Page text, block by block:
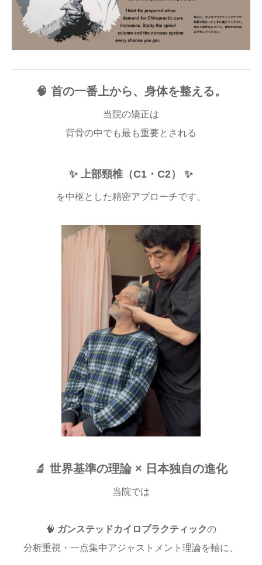
🧠 首の一番上から、身体を整える。
当院の矯正は
背骨の中でも最も重要とされる
✨ 上部頸椎（C1・C2） ✨
を中枢とした精密アプローチです。
🔬 世界基準の理論 × 日本独自の進化
当院では
🧠 ガンステッドカイロプラクティックの
分析重視・一点集中アジャストメント理論を軸に、